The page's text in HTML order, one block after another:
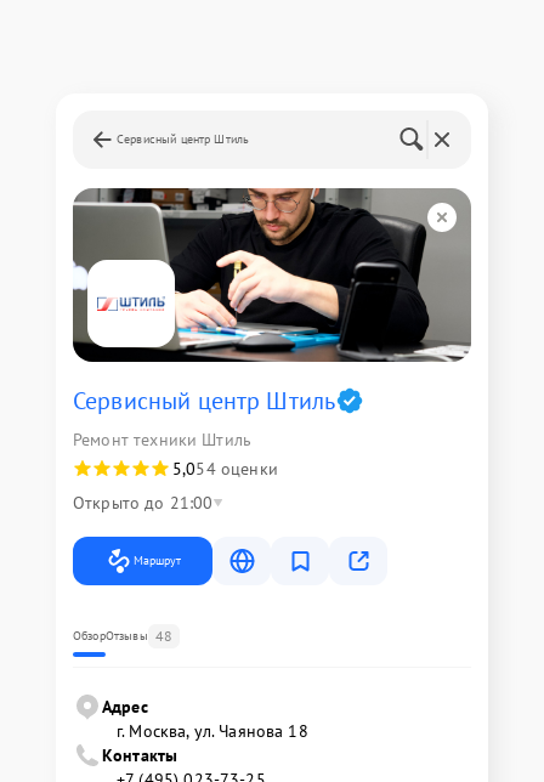
Сервисный центр Штиль
Сервисный центр Штиль
Ремонт техники Штиль
5,054 оценки
Открыто до 21:00
Маршрут
ОбзорОтзывы 48
Адрес
г. Москва, ул. Чаянова 18
Контакты